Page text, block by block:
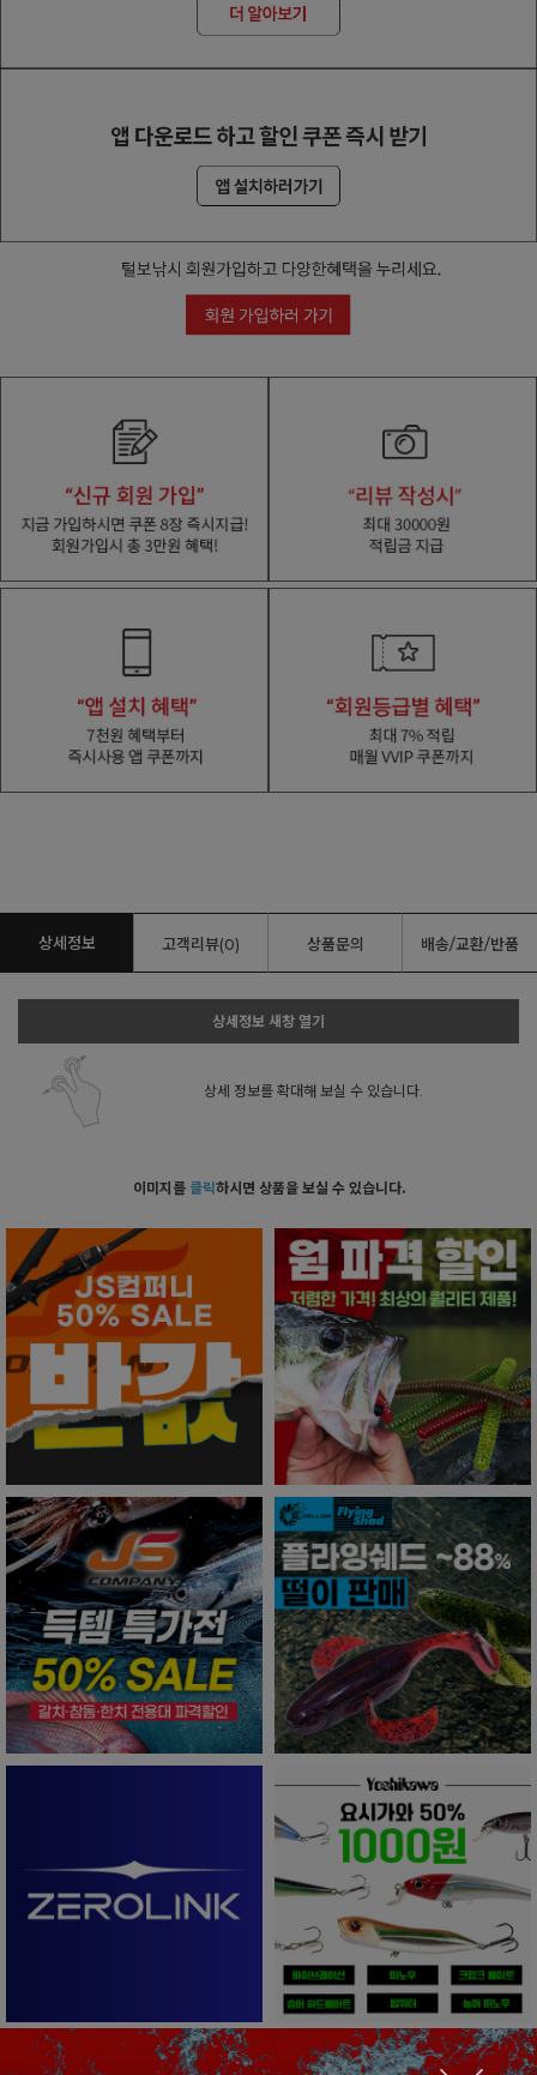
상세정보 고객리뷰(0) 상품문의 배송/교환/반품
상세정보 새창 열기
상세 정보를 확대해 보실 수 있습니다.
이미지를 클릭하시면 상품을 보실 수 있습니다.